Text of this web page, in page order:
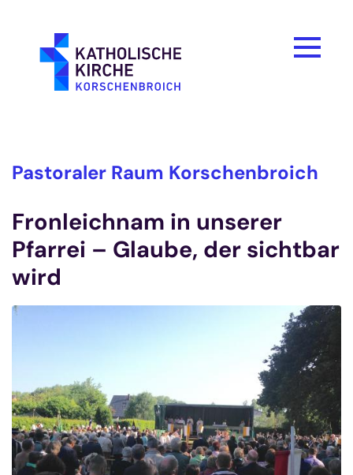
Pastoraler Raum Korschenbroich
Fronleichnam in unserer
Pfarrei – Glaube, der sichtbar
wird